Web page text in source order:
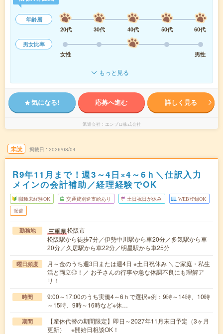
年齢層
20代
30代 40代 50代
60代
男女比率
女性
男性
もっと見る
気になる! 応募へ進む 詳しく見る
派遣会社 エンプロ株式会社
未読 掲載日 2026/08/04
R9年11月まで！週3～4日×4～6ｈ＼仕訳入力
メインの会計補助／経理経験でOK
職種未経験OK 交通費別途支給あり 土日祝日が休み WEB登録OK
派遣
勤務地 三重県松阪市
松阪駅から徒歩7分／伊勢中川駅から車20分／多気駅から車
20分／久居駅から車22分／明星駅から車25分
曜日頻度
月～金のうち週3日または週4日 ※土日祝休み ＼ご家庭・私生
活と両立◎！／ お子さんの行事や急な体調不良にも理解ア
リ！
時間
9:00～17:00のうち実働4～6ｈで選択※例：9時～14時、10時
～15時、9時～16時など※休…
期間
【産休代替の期間限定】即日～2027年11月末日予定（3ヶ月
更新） ※開始日相談OK！